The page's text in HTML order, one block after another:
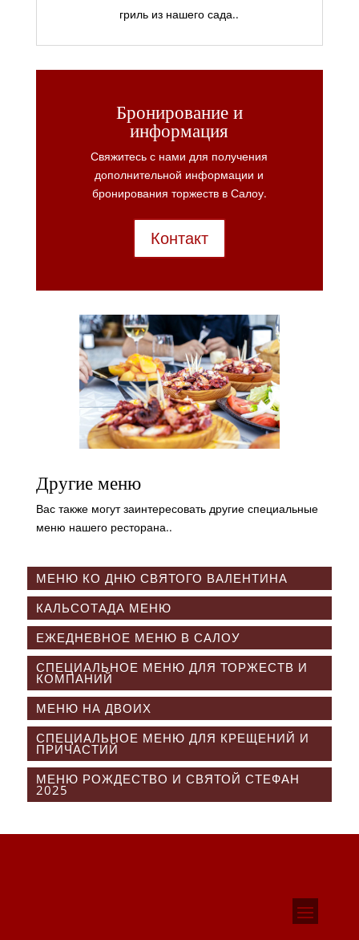
гриль из нашего сада..
Бронирование и
информация
Свяжитесь с нами для получения
дополнительной информации и
бронирования торжеств в Салоу.
Контакт
Другие меню
Вас также могут заинтересовать другие специальные
меню нашего ресторана..
МЕНЮ КО ДНЮ СВЯТОГО ВАЛЕНТИНА
КАЛЬСОТАДА МЕНЮ
ЕЖЕДНЕВНОЕ МЕНЮ В САЛОУ
СПЕЦИАЛЬНОЕ МЕНЮ ДЛЯ ТОРЖЕСТВ И
КОМПАНИЙ
МЕНЮ НА ДВОИХ
СПЕЦИАЛЬНОЕ МЕНЮ ДЛЯ КРЕЩЕНИЙ И
ПРИЧАСТИЙ
МЕНЮ РОЖДЕСТВО И СВЯТОЙ СТЕФАН
2025